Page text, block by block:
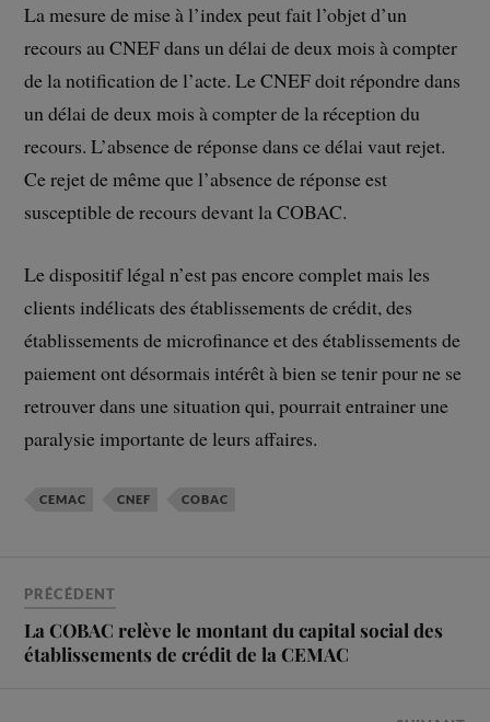
La mesure de mise à l’index peut fait l’objet d’un
recours au CNEF dans un délai de deux mois à compter
de la notification de l’acte. Le CNEF doit répondre dans
un délai de deux mois à compter de la réception du
recours. L’absence de réponse dans ce délai vaut rejet.
Ce rejet de même que l’absence de réponse est
susceptible de recours devant la COBAC.
Le dispositif légal n’est pas encore complet mais les
clients indélicats des établissements de crédit, des
établissements de microfinance et des établissements de
paiement ont désormais intérêt à bien se tenir pour ne se
retrouver dans une situation qui, pourrait entrainer une
paralysie importante de leurs affaires.
CEMAC CNEF COBAC
PRÉCÉDENT
La COBAC relève le montant du capital social des
établissements de crédit de la CEMAC